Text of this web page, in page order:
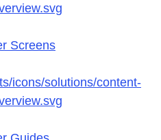
Screens
icons/solutions/content-